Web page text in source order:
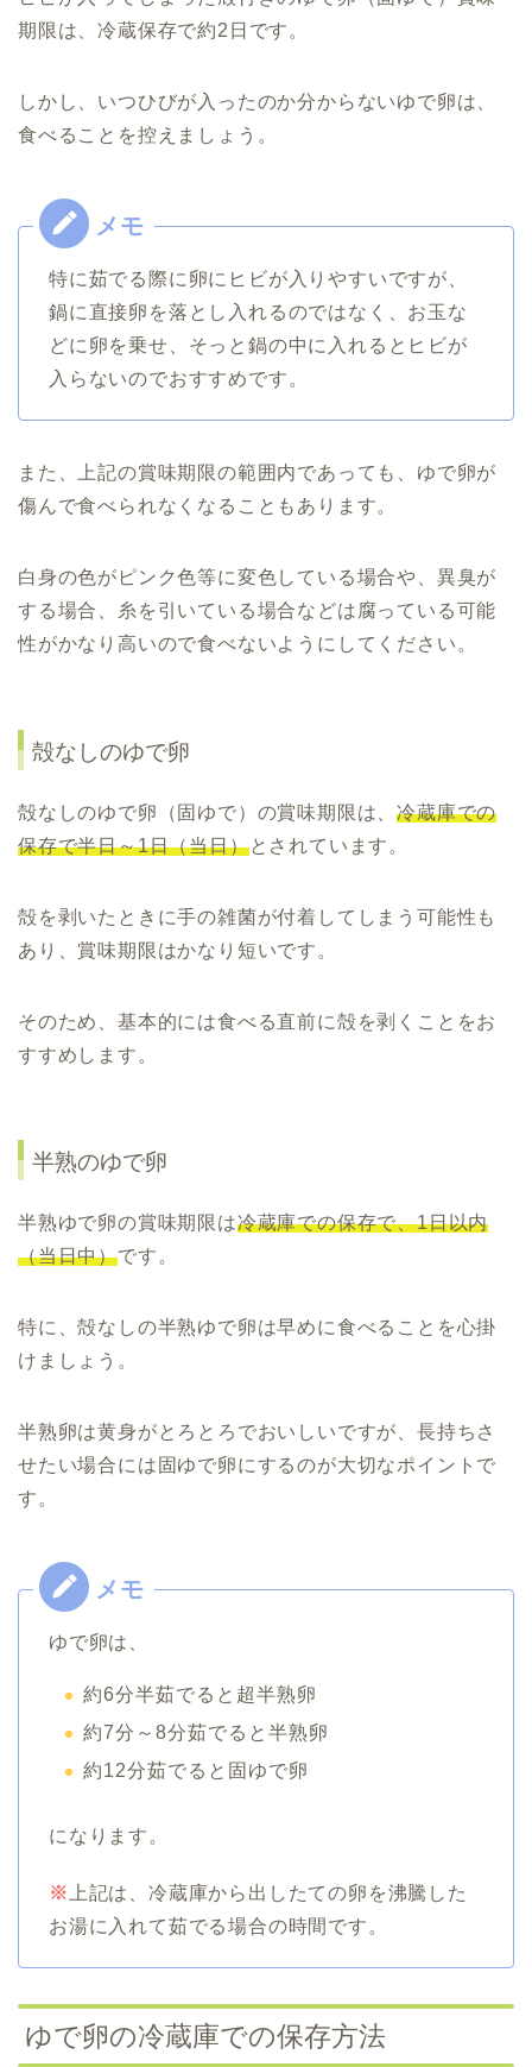
期限は、冷蔵保存で約2日です。
しかし、いつひびが入ったのか分からないゆで卵は、
食べることを控えましょう。
特に茹でる際に卵にヒビが入りやすいですが、
鍋に直接卵を落とし入れるのではなく、お玉な
どに卵を乗せ、そっと鍋の中に入れるとヒビが
入らないのでおすすめです。
また、上記の賞味期限の範囲内であっても、ゆで卵が
傷んで食べられなくなることもあります。
白身の色がピンク色等に変色している場合や、異臭が
する場合、糸を引いている場合などは腐っている可能
性がかなり高いので食べないようにしてください。
殻なしのゆで卵
殻なしのゆで卵（固ゆで）の賞味期限は、冷蔵庫での
保存で半日～1日（当日）とされています。
殻を剥いたときに手の雑菌が付着してしまう可能性も
あり、賞味期限はかなり短いです。
そのため、基本的には食べる直前に殻を剥くことをお
すすめします。
半熟のゆで卵
半熟ゆで卵の賞味期限は冷蔵庫での保存で、1日以内
（当日中）です。
特に、殻なしの半熟ゆで卵は早めに食べることを心掛
けましょう。
半熟卵は黄身がとろとろでおいしいですが、長持ちさ
せたい場合には固ゆで卵にするのが大切なポイントで
す。
ゆで卵は、
約6分半茹でると超半熟卵
約7分～8分茹でると半熟卵
約12分茹でると固ゆで卵
になります。
※ 上記は、冷蔵庫から出したての卵を沸騰した
お湯に入れて茹でる場合の時間です。
ゆで卵の冷蔵庫での保存方法